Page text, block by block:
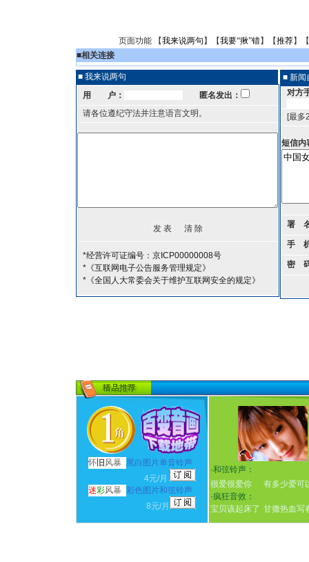
页面功能 【我来说两句 】【我要“揪”错】【推荐】
■相关连接
■ 我来说两句
用 户：
匿名发出：
请各位遵纪守法并注意语言文明。
*经营许可证编号：京ICP00000008号
*《互联网电子公告服务管理规定》
*《全国人大常委会关于维护互联网安全的规定》
■ 新闻
对方
[最多
短信内
署
手
密
怀 旧 风暴
黑白图片单音铃声
4元/月
迷彩风暴 彩色图片和弦铃声
8元/月
·和弦铃声：
很爱很爱你
有多少爱可
·疯狂音效：
宝贝该起床了 甘撒热血写